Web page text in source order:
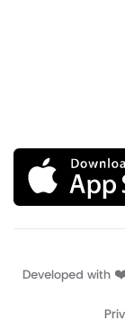
Developed with